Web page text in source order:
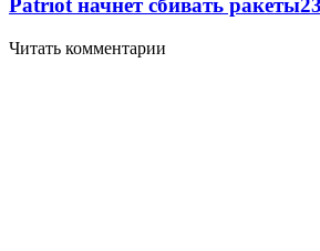
Patriot начнет сбивать ракеты
Читать комментарии